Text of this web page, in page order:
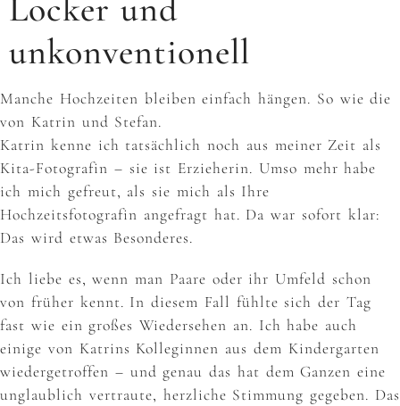
Locker und
unkonventionell
Manche Hochzeiten bleiben einfach hängen. So wie die
von Katrin und Stefan.
Katrin kenne ich tatsächlich noch aus meiner Zeit als
Kita-Fotografin – sie ist Erzieherin. Umso mehr habe
ich mich gefreut, als sie mich als Ihre
Hochzeitsfotografin angefragt hat. Da war sofort klar:
Das wird etwas Besonderes.
Ich liebe es, wenn man Paare oder ihr Umfeld schon
von früher kennt. In diesem Fall fühlte sich der Tag
fast wie ein großes Wiedersehen an. Ich habe auch
einige von Katrins Kolleginnen aus dem Kindergarten
wiedergetroffen – und genau das hat dem Ganzen eine
unglaublich vertraute, herzliche Stimmung gegeben. Das